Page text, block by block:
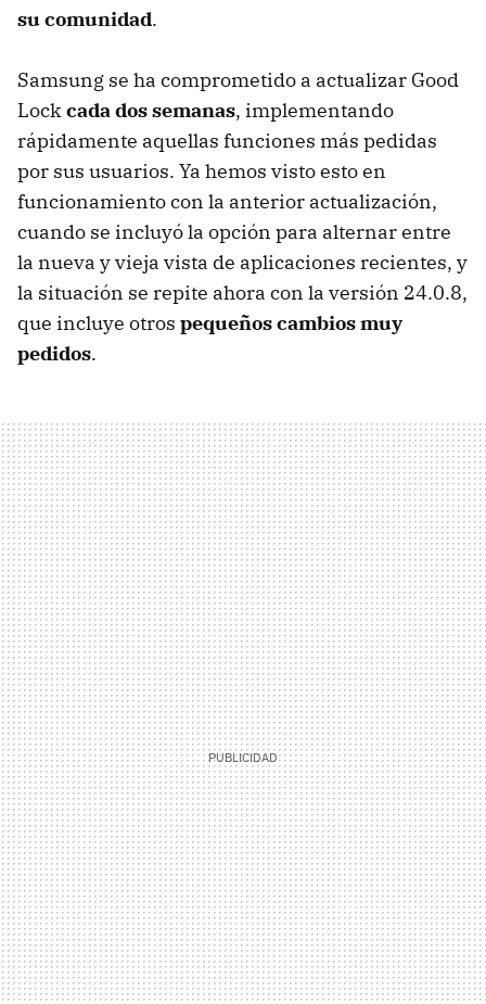
su comunidad.
Samsung se ha comprometido a actualizar Good
Lockcada dos semanas, implementando
rápidamente aquellas funciones más pedidas
por sus usuarios. Ya hemos visto esto en
funcionamiento con la anterior actualización,
cuando se incluyó la opción para alternar entre
la nueva y vieja vista de aplicaciones recientes, y
la situación se repite ahora con la versión 24.0.8,
que incluye otros pequeños cambios muy
pedidos.